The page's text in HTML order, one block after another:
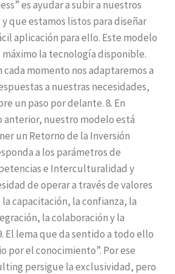
es ayudar a subir a nuestros
que estamos listos para diseñar
aplicación para ello. Este modelo
la tecnología disponible.
cada momento nos adaptaremos a
a nuestras necesidades,
un paso por delante. 8. En
anterior, nuestro modelo está
un Retorno de la Inversión
a los parámetros de
e Interculturalidad y
de operar a través de valores
capacitación, la confianza, la
la colaboración y la
El lema que da sentido a todo ello
por el conocimiento”. Por ese
persigue la exclusividad, pero